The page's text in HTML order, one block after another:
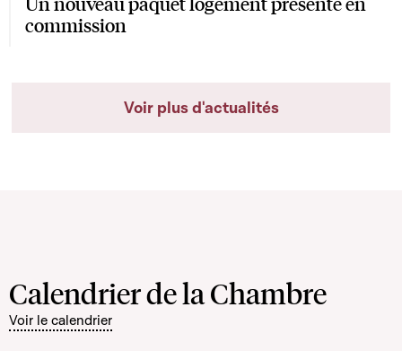
commission
Voir plus d'actualités
Calendrier de la Chambre
Voir le calendrier